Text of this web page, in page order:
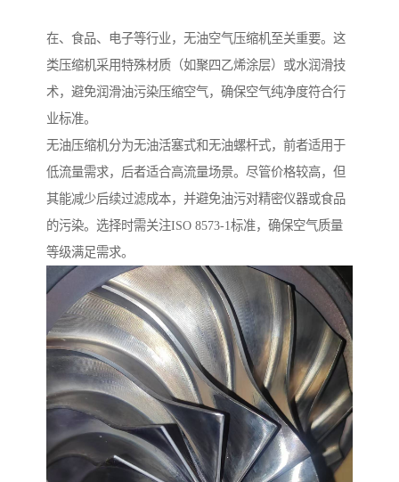
在、食品、电子等行业，无油空气压缩机至关重要。这
类压缩机采用特殊材质（如聚四乙烯涂层）或水润滑技
术，避免润滑油污染压缩空气，确保空气纯净度符合行
业标准。
无油压缩机分为无油活塞式和无油螺杆式，前者适用于
低流量需求，后者适合高流量场景。尽管价格较高，但
其能减少后续过滤成本，并避免油污对精密仪器或食品
的污染。选择时需关注ISO 8573-1标准，确保空气质量
等级满足需求。